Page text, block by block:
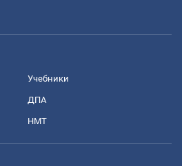
Учебники
ДПА
НМТ